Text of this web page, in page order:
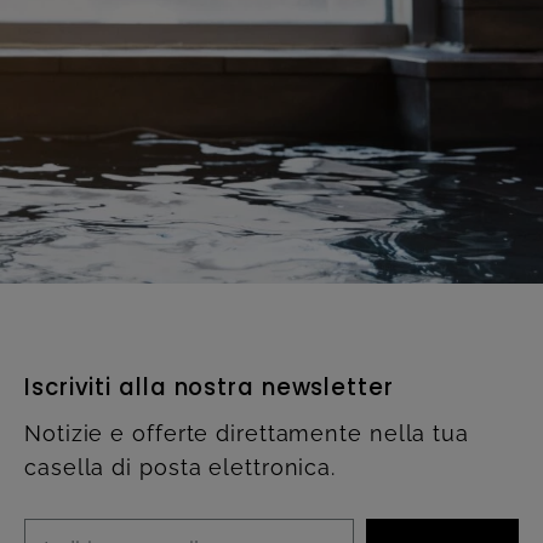
Iscriviti alla nostra newsletter
Notizie e offerte direttamente nella tua
casella di posta elettronica.